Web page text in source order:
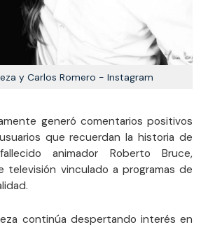
y Carlos Romero - Instagram
generó comentarios positivos
que recuerdan la historia de
animador Roberto Bruce,
televisión vinculado a programas de
continúa despertando interés en